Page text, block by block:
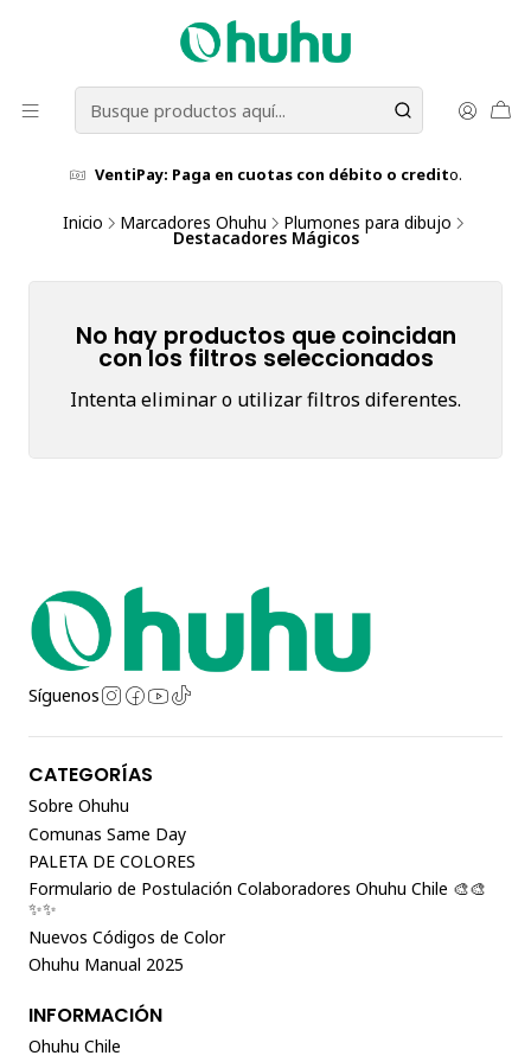
VentiPay: Paga en cuotas con débito o credito.
Inicio Marcadores Ohuhu Plumones para dibujo
Destacadores Mágicos
No hay productos que coincidan
con los filtros seleccionados
Intenta eliminar o utilizar filtros diferentes.
Síguenos
CATEGORÍAS
Sobre Ohuhu
Comunas Same Day
PALETA DE COLORES
Formulario de Postulación Colaboradores Ohuhu Chile 🎨🎨
✨✨
Nuevos Códigos de Color
Ohuhu Manual 2025
INFORMACIÓN
Ohuhu Chile